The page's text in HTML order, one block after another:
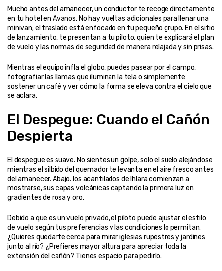
Mucho antes del amanecer, un conductor te recoge directamente
en tu hotel en Avanos. No hay vueltas adicionales para llenar una
minivan; el traslado está enfocado en tu pequeño grupo. En el sitio
de lanzamiento, te presentan a tu piloto, quien te explicará el plan
de vuelo y las normas de seguridad de manera relajada y sin prisas.
Mientras el equipo infla el globo, puedes pasear por el campo,
fotografiar las llamas que iluminan la tela o simplemente
sostener un café y ver cómo la forma se eleva contra el cielo que
se aclara.
El Despegue: Cuando el Cañón
Despierta
El despegue es suave. No sientes un golpe, solo el suelo alejándose
mientras el silbido del quemador te levanta en el aire fresco antes
del amanecer. Abajo, los acantilados de Ihlara comienzan a
mostrarse, sus capas volcánicas captando la primera luz en
gradientes de rosa y oro.
Debido a que es un vuelo privado, el piloto puede ajustar el estilo
de vuelo según tus preferencias y las condiciones lo permitan.
¿Quieres quedarte cerca para mirar iglesias rupestres y jardines
junto al río? ¿Prefieres mayor altura para apreciar toda la
extensión del cañón? Tienes espacio para pedirlo.